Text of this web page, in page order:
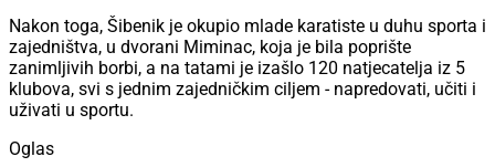
Nakon toga, Šibenik je okupio mlade karatiste u duhu sporta i
zajedništva, u dvorani Miminac, koja je bila poprište
zanimljivih borbi, a na tatami je izašlo 120 natjecatelja iz 5
klubova, svi s jednim zajedničkim ciljem - napredovati, učiti i
uživati u sportu.
Oglas